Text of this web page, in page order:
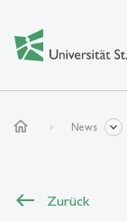
home News
Zurück